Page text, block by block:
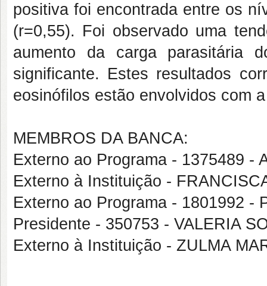
positiva foi encontrada entre os
(r=0,55). Foi observado uma
aumento da carga
significante. Estes resultados
eosinófilos estão envolvidos com
MEMBROS DA BANCA:
Externo ao Programa - 1375489 -
Externo à Instituição -
Externo ao Programa - 1801992 -
Presidente - 350753 - VALERIA
Externo à Instituição - ZULMA